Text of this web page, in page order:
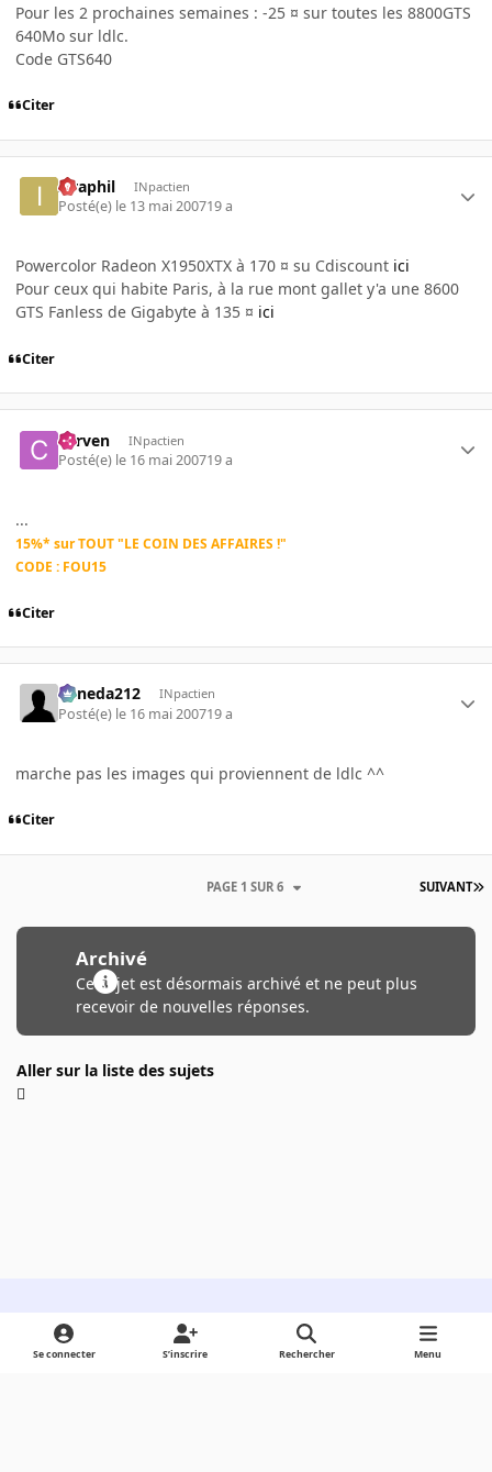
Pour les 2 prochaines semaines : -25 ¤ sur toutes les 8800GTS
640Mo sur ldlc.
Code GTS640
Citer
Israphil INpactien
Posté(e) le 13 mai 200719 a
Powercolor Radeon X1950XTX à 170 ¤ su Cdiscount ici
Pour ceux qui habite Paris, à la rue mont gallet y'a une 8600
GTS Fanless de Gigabyte à 135 ¤ ici
Citer
corven INpactien
Posté(e) le 16 mai 200719 a
...
15%* sur TOUT "LE COIN DES AFFAIRES !"
CODE : FOU15
Citer
keneda212 INpactien
Posté(e) le 16 mai 200719 a
marche pas les images qui proviennent de ldlc ^^
Citer
SUIVANT
PAGE 1 SUR 6
Archivé
Ce sujet est désormais archivé et ne peut plus
recevoir de nouvelles réponses.
Aller sur la liste des sujets
Light ModeDark ModeSystem Preference
Se connecter S’inscrire Rechercher Menu